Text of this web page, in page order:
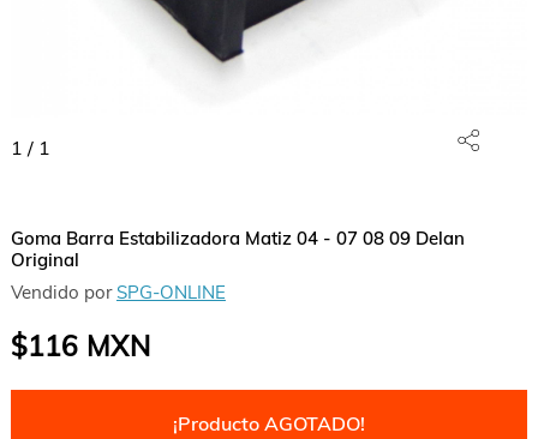
1 / 1
Goma Barra Estabilizadora Matiz 04 - 07 08 09 Delan
Original
Vendido por SPG-ONLINE
$116MXN
¡Producto AGOTADO!